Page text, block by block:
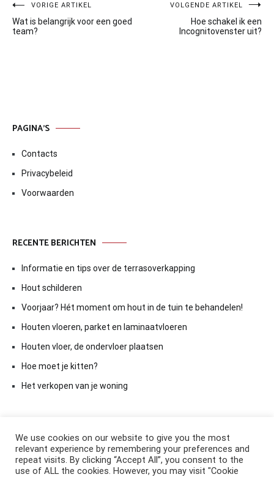
Bericht
navigatie
VORIGE ARTIKEL
Wat is belangrijk voor een goed
team?
VOLGENDE ARTIKEL
Hoe schakel ik een
Incognitovenster uit?
PAGINA’S
Contacts
Privacybeleid
Voorwaarden
RECENTE BERICHTEN
Informatie en tips over de terrasoverkapping
Hout schilderen
Voorjaar? Hét moment om hout in de tuin te behandelen!
Houten vloeren, parket en laminaatvloeren
Houten vloer, de ondervloer plaatsen
Hoe moet je kitten?
Het verkopen van je woning
We use cookies on our website to give you the most
relevant experience by remembering your preferences and
repeat visits. By clicking “Accept All”, you consent to the
use of ALL the cookies. However, you may visit "Cookie